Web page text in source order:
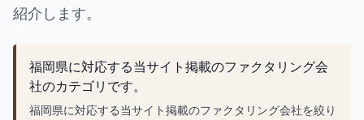
紹介します。
福岡県に対応する当サイト掲載のファクタリング会
社のカテゴリです。
福岡県に対応する当サイト掲載のファクタリング会社を絞り